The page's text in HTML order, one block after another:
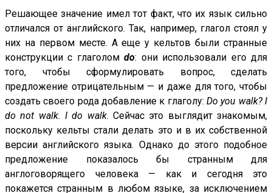
Решающее значение имел тот факт, что их язык сильно
отличался от английского. Так, например, глагол стоял у
них на первом месте. А еще у кельтов были странные
конструкции с глаголомdo: они использовали его для
того, чтобы сформулировать вопрос, сделать
предложение отрицательным — и даже для того, чтобы
создать своего рода добавление к глаголу: Do you walk? I
do not walk. I do walk. Сейчас это выглядит знакомым,
поскольку кельты стали делать это и в их собственной
версии английского языка. Однако до этого подобное
предложение показалось бы странным для
англоговорящего человека — как и сегодня это
покажется странным в любом языке, за исключением